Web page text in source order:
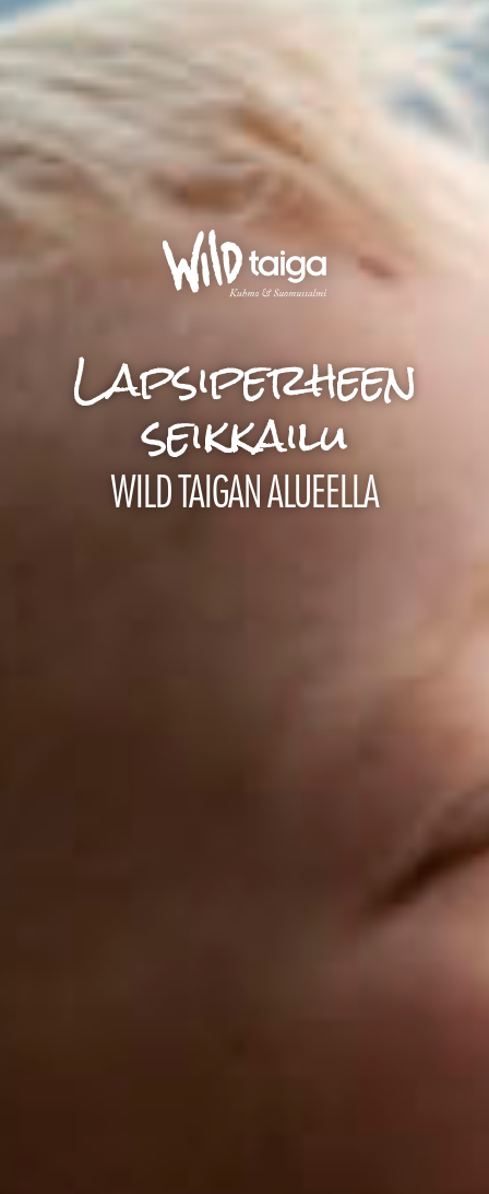
Lapsiperheen
seikkailu
WILD TAIGAN ALUEELLA